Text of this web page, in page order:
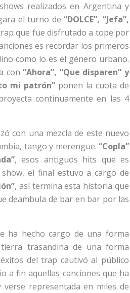
realizados en Argentina y
el turno de“DOLCE”, “Jefa”,
que fue disfrutado a tope por
es recordar los primeros
como lo es el género urbano.
con“Ahora”, “Que disparen” y
mi patrón” ponen la cuota de
continuamente en las 4
con una mezcla de este nuevo
tango y merengue. “Copla”
, esos antiguos hits que es
el final estuvo a cargo de
, así termina esta historia que
deambula de bar en bar por las
ha hecho cargo de una forma
trasandina de una forma
del trap cautivó al público
a fin aquellas canciones que ha
representada en miles de